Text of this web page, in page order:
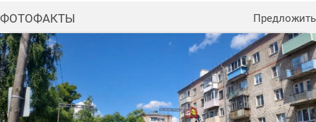
ФОТОФАКТЫ Предложить